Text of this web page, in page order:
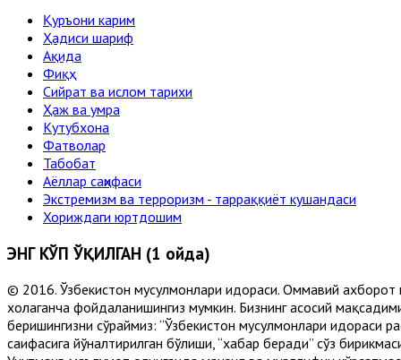
Қуръони карим
Ҳадиси шариф
Ақида
Фиқҳ
Сийрат ва ислом тарихи
Ҳаж ва умра
Кутубхона
Фатволар
Табобат
Аёллар саҳифаси
Экстремизм ва терроризм - тарраққиёт кушандаси
Хориждаги юртдошим
ЭНГ КЎП ЎҚИЛГАН (1 ойда)
© 2016. Ўзбекистон мусулмонлари идораси. Оммавий ахборот
хоҳлаганча фойдаланишингиз мумкин. Бизнинг асосий
беришингизни сўраймиз: “Ўзбекистон мусулмонлари идораси
саҳифасига йўналтирилган бўлиши, “хабар беради” сўз